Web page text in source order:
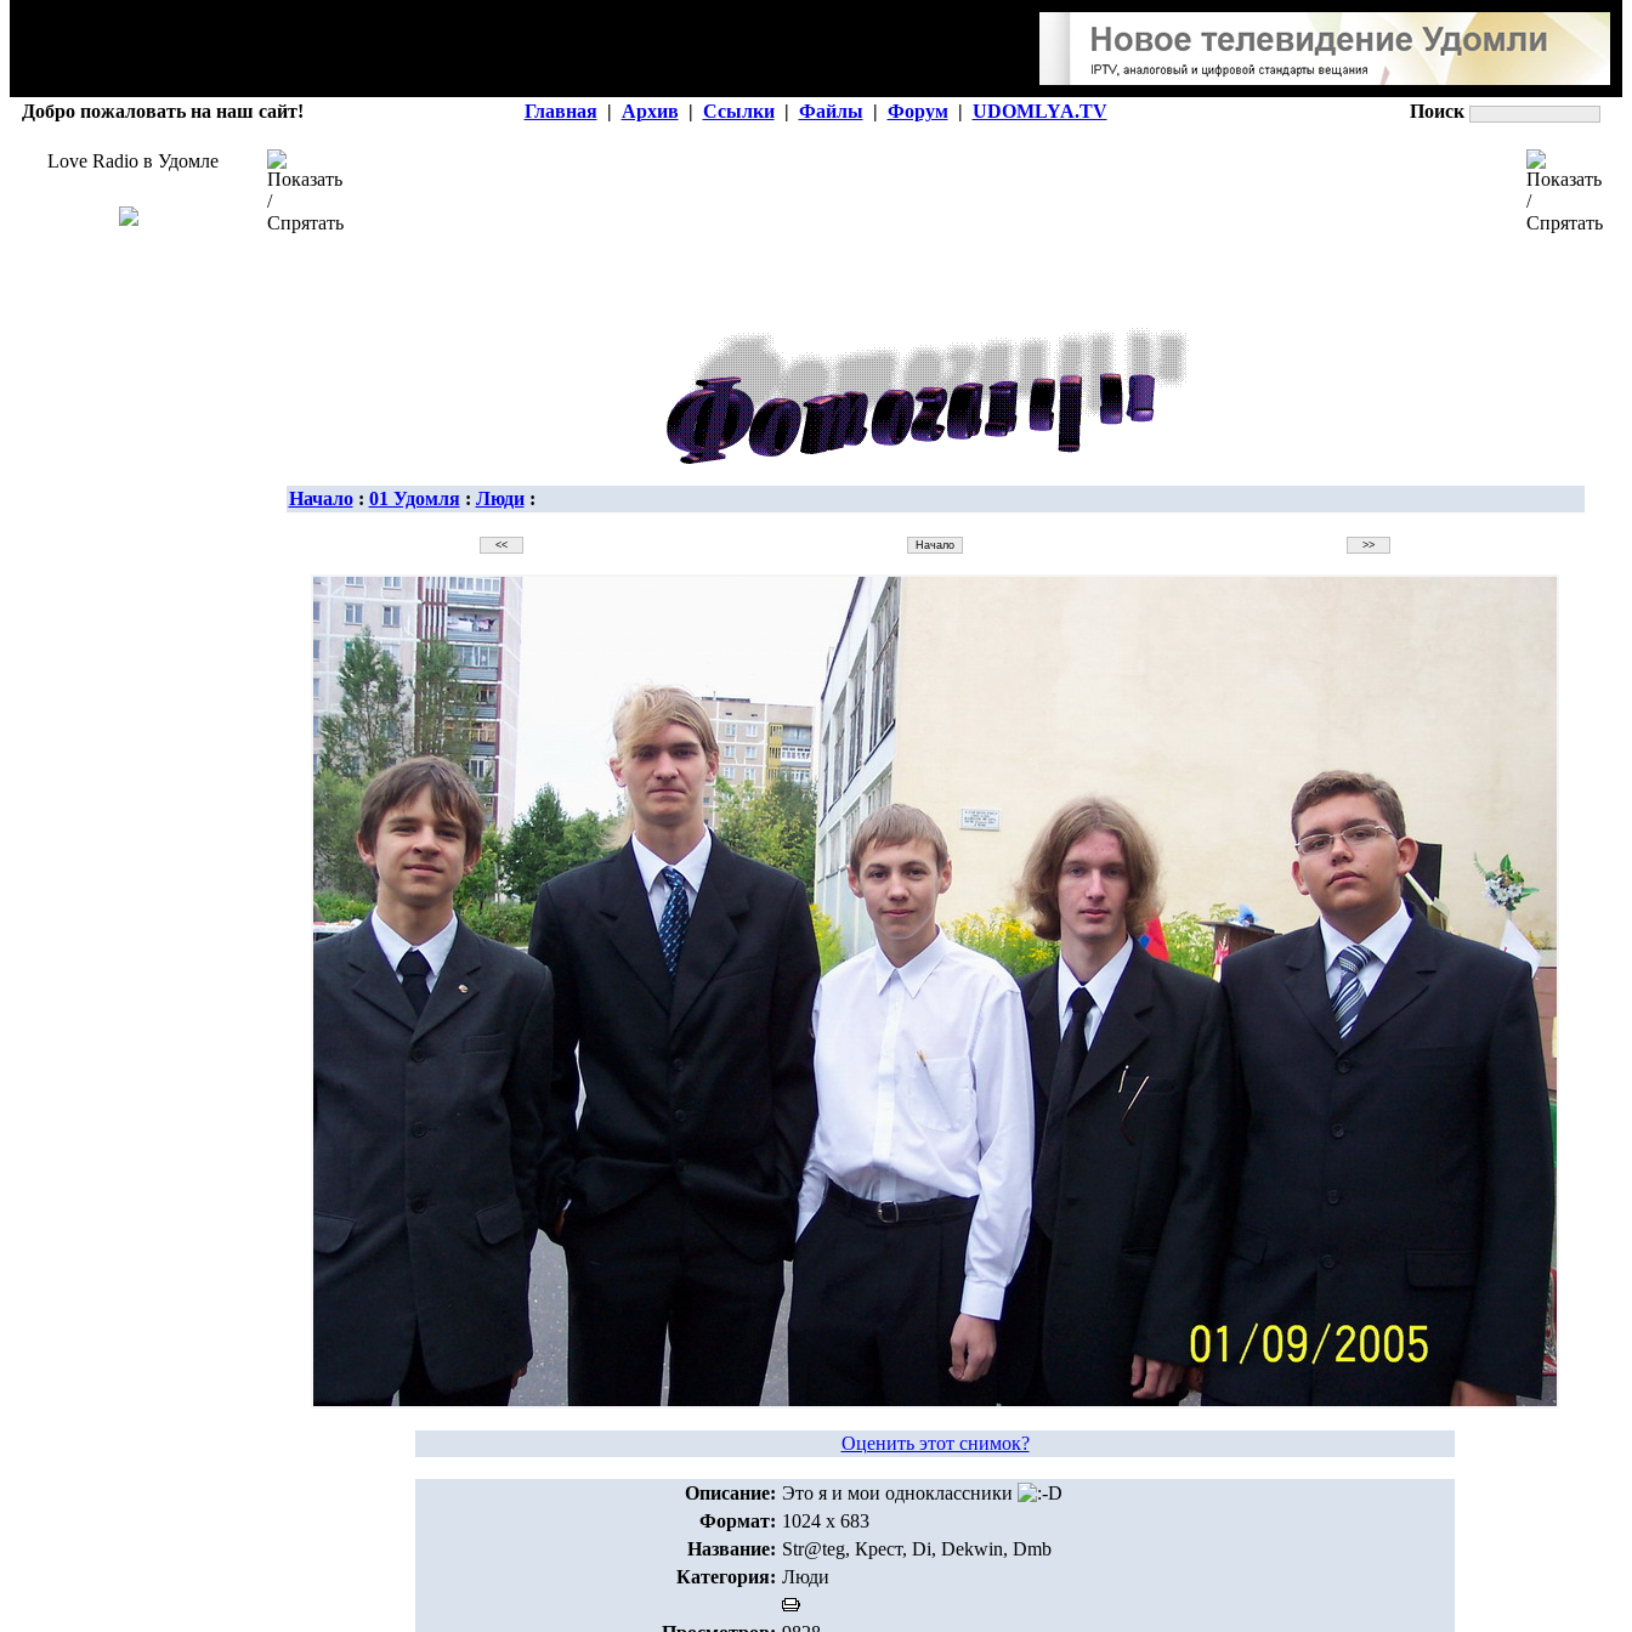
Добро пожаловать на наш сайт! Главная | Архив | Ссылки | Файлы | Форум | UDOMLYA.TV Поиск
Love Radio в Удомле
Начало: 01 Удомля: Люди:
Оценить этот снимок?
Описание: Это я и мои одноклассники
Формат: 1024 x 683
Название: Str@teg, Крест, Di, Dekwin, Dmb
Категория: Люди